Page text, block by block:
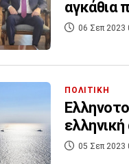
αγκάθια
06 Σεπ 2023
ΠΟΛΙΤΙΚΗ
05 Σεπ 2023